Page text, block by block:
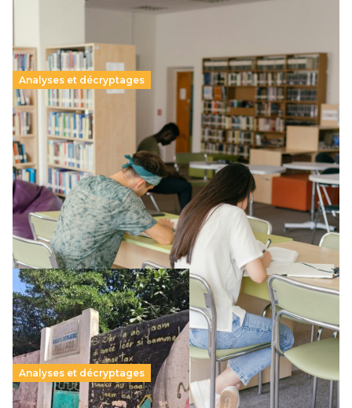
Analyses et décryptages
Supérieur privé : une dérive qui met à mal la
promesse républicaine
11 juillet 2026-
Le projet de loi sur la régulation de l’enseignement
supérieur privé met en lumière l’amplification d’un système
qui relègue l’acte pédagogique au superfétatoire, voire à…
Lire la suite →
Analyses et décryptages